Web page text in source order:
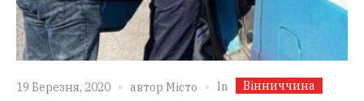
19 Березня, 2020 автор Місто In Вінниччина